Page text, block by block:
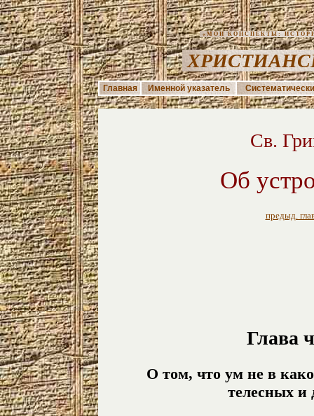
«МОИ КОНСПЕКТЫ:
Главная Именной указатель
Cв.
Об
предыд.
Глава
О том, что ум не в
телесных